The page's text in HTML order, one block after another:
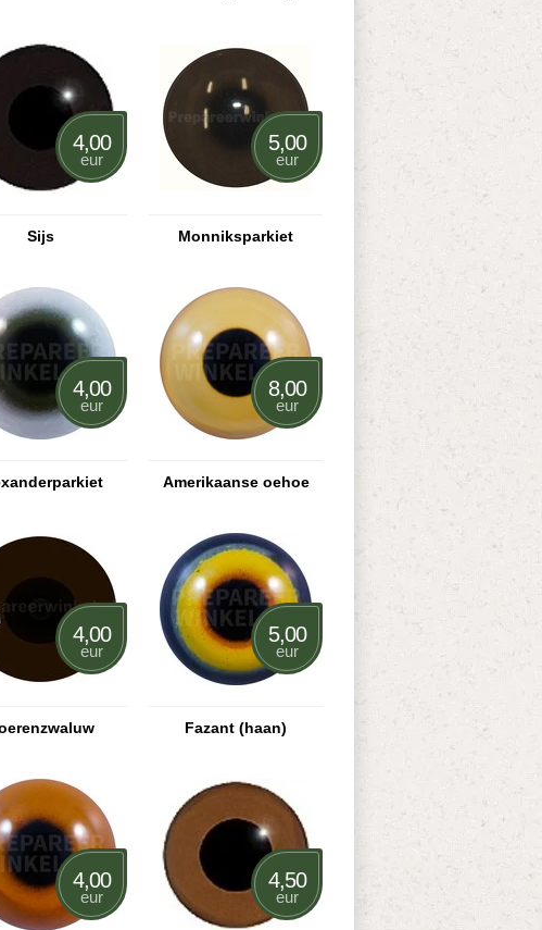
Sijs
4,00
eur
Monniksparkiet
5,00
eur
4,00
eur
Amerikaanse oehoe
8,00
eur
4,00
eur
Fazant (haan)
5,00
eur
4,00
eur
4,50
eur